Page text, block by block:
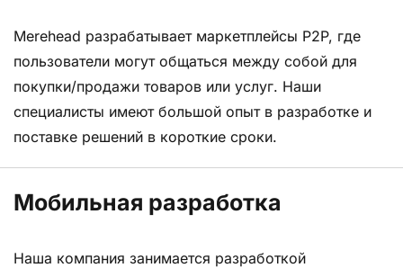
Merehead разрабатывает маркетплейсы P2P, где
пользователи могут общаться между собой для
покупки/продажи товаров или услуг. Наши
специалисты имеют большой опыт в разработке и
поставке решений в короткие сроки.
Мобильная разработка
Наша компания занимается разработкой